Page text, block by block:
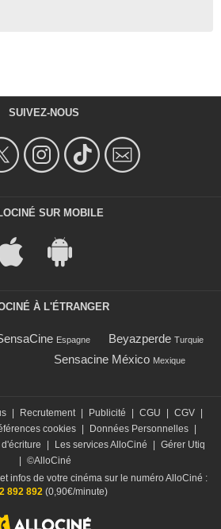
SUIVEZ-NOUS
SUR MOBILE
À L'ÉTRANGER
Espagne Beyazperde Turquie
Sensacine México Mexique
Recrutement Publicité CGU CGV
cookies Données Personnelles
Les services AlloCiné
Gérer Utiq
©AlloCiné
infos de votre cinéma sur le numéro AlloCiné :
892 892(0,90€/minute)